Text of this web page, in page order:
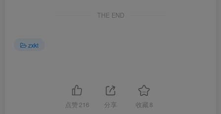
THE END
zxkt
点赞 216 分享 收藏 8